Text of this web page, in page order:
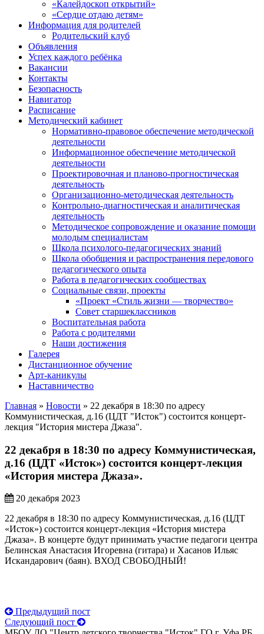
«Калейдоскоп открытий»
«Сердце отдаю детям»
Информация для родителей
Родительский клуб
Объявления
Успех каждого ребёнка
Вакансии
Контакты
Безопасность
Навигатор
Расписание
Методический кабинет
Нормативно-правовое обеспечение методической
деятельности
Информационное обеспечение методической
деятельности
Проектировочная и планово-прогностическая
деятельность
Организационно-методическая деятельность
Контрольно-диагностическая и аналитическая
деятельность
Методическое сопровождение и оказание помощи
молодым специалистам
Школа психолого-педагогических знаний
Школа обобщения и распространения передового
педагогического опыта
Работа в педагогических сообществах
Социальные связи, проекты
«Проект «Стиль жизни — творчество»
Совет старшеклассников
Воспитательная работа
Работа с родителями
Наши достижения
Галерея
Дистанционное обучение
Арт-каникулы
Наставничество
Главная » Новости » 22 декабря в 18:30 по адресу
Коммунистическая, д.16 (ЦДТ "Исток") состоится концерт-
лекция "История мистера Джаза".
22 декабря в 18:30 по адресу Коммунистическая,
д.16 (ЦДТ «Исток») состоится концерт-лекция
«История мистера Джаза».
20 декабря 2023
22 декабря в 18:30 по адресу Коммунистическая, д.16 (ЦДТ
«Исток») состоится концерт-лекция «История мистера
Джаза». В концерте будут принимать участие педагоги центра
Белинская Анастасия Игоревна (гитара) и Хасанов Ильяс
Искандарович (баян). ВХОД СВОБОДНЫЙ!
Предыдущий пост
Следующий пост